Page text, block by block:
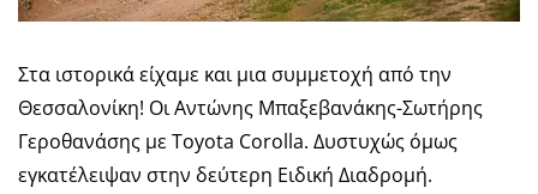
Στα ιστορικά είχαμε και μια συμμετοχή από την
Θεσσαλονίκη! Οι Αντώνης Μπαξεβανάκης-Σωτήρης
Γεροθανάσης με Toyota Corolla. Δυστυχώς όμως
εγκατέλειψαν στην δεύτερη Ειδική Διαδρομή.